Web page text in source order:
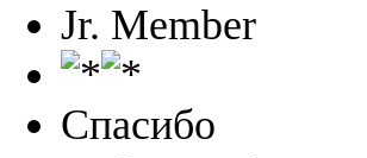
Jr. Member
Спасибо